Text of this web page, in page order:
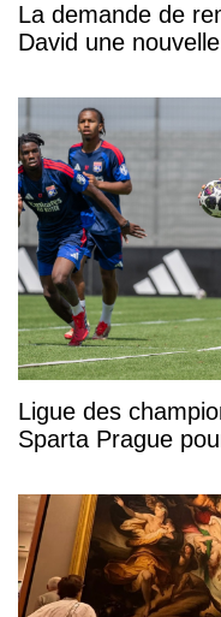
La demande de
David une
Ligue des
Sparta Prague